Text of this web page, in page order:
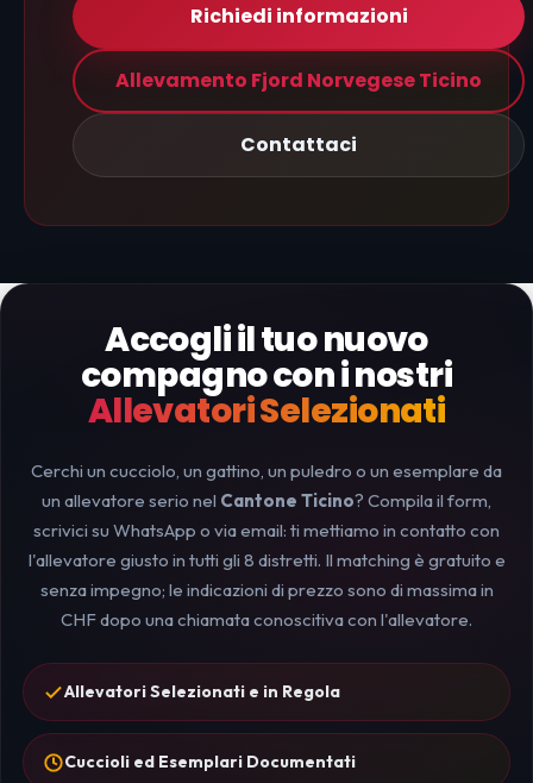
Richiedi informazioni
Allevamento Fjord Norvegese Ticino
Contattaci
Accogli il tuo nuovo
compagno con i nostri
Allevatori Selezionati
Cerchi un cucciolo, un gattino, un puledro o un esemplare da
un allevatore serio nel Cantone Ticino? Compila il form,
scrivici su WhatsApp o via email: ti mettiamo in contatto con
l'allevatore giusto in tutti gli 8 distretti. Il matching è gratuito e
senza impegno; le indicazioni di prezzo sono di massima in
CHF dopo una chiamata conoscitiva con l'allevatore.
Allevatori Selezionati e in Regola
Cuccioli ed Esemplari Documentati